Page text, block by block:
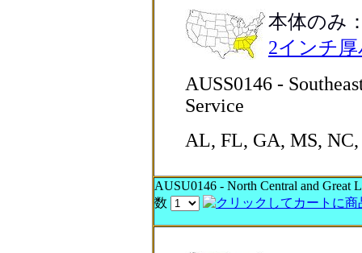
本体のみ
2インチ
AUSS0146 -
Service
AL, FL, GA, MS,
AUSU0146 - North Central and Great
数